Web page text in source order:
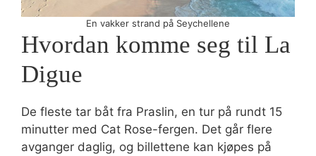
En vakker strand på Seychellene
Hvordan komme seg til La
Digue
De fleste tar båt fra Praslin, en tur på rundt 15
minutter med Cat Rose-fergen. Det går flere
avganger daglig, og billettene kan kjøpes på